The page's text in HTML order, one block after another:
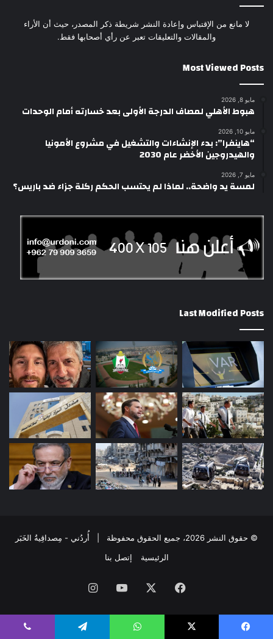
لا مانع من الإقتباس وإعادة النشر شريطة ذكر المصدر، حيث أن الأراء
والمقالات والتعليقات تعبر عن رأي أصحابها فقط.
Most Viewed Posts
مايو 8, 2026
هبوط الأهلي لمصاف الدرجة الأولى بعد خسارته أمام الوحدات
مايو 10, 2026
“هاينفرا”: بدء الإنشاءات والتشغيل في مشروع الأمونيا
والهيدروجين الأخضر عام 2030
مايو 7, 2026
لمسة يد واضحة.. لماذا لم يحتسب الحكم ركلة جزاء ضد باريس؟
Last Modified Posts
© حقوق النشر 2026، جميع الحقوق محفوظة | أُردُني - مِصداقِيةُ الخَبَر
الرئيسية
إتصل بنا
فيسبوك ‫YouTube